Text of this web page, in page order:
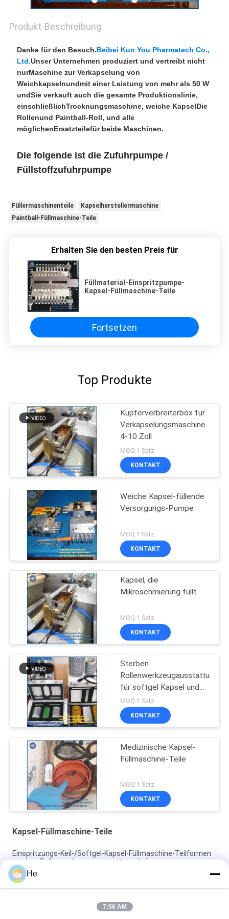
Produkt-Beschreibung
Danke für den Besuch.Beibei Kun You Pharmatech Co.,
Ltd.Unser Unternehmen produziert und vertreibt nicht
nurMaschine zur Verkapselung von
Weichkapselnundmit einer Leistung von mehr als 50 W
undSie verkauft auch die gesamte Produktionslinie,
einschließlichTrocknungsmaschine, weiche KapselDie
Rollenund Paintball-Roll, und alle
möglichenErsatzteilefür beide Maschinen.
Die folgende ist die Zufuhrpumpe /
Füllstoffzufuhrpumpe
Füllermaschinenteile
Kapselherstellermaschine
Paintball-Füllmaschine-Teile
Erhalten Sie den besten Preis für
Füllmaterial-Einspritzpumpe-
Kapsel-Füllmaschine-Teile
Fortsetzen
Top Produkte
Kupferverbreiterbox für
Verkapselungsmaschine
4-10 Zoll
MOQ:1 Satz
KONTAKT
Weiche Kapsel-füllende
Versorgungs-Pumpe
MOQ:1 Satz
KONTAKT
Kapsel, die
Mikroschmierung füllt
MOQ:1 Satz
KONTAKT
Sterben
für softgel Kapsel und
Paintballmaschine
Füllmaterial-
Einspritzpumpe
MOQ:1 Satz
KONTAKT
Medizinische Kapsel-
Füllmaschine-Teile
MOQ:1 Satz
KONTAKT
Kapsel-Füllmaschine-Teile
Einspritzungs-Keil-/Softgel-Kapsel-Füllmaschine-Teilformen
sterben Rollenwerkzeugausstattungskeil
Füllmaschine-Teil-weiche Gelatine-Verkapselungs-Produktion
der Kapsel-SS316
Stanzwalze / Softgel-Verkapselung Ersatzteile
He
7:56 AM